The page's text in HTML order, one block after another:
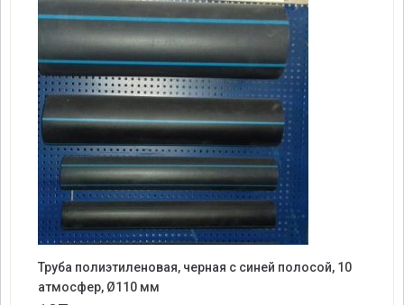
Труба полиэтиленовая, черная с синей полосой, 10
атмосфер, Ø110 мм